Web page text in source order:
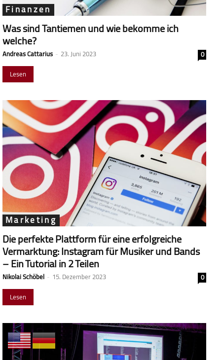
Finanzen
Was sind Tantiemen und wie bekomme ich
welche?
Andreas Cattarius - 23. Juni 2023
0
Lesen
Marketing
Die perfekte Plattform für eine erfolgreiche
Vermarktung: Instagram für Musiker und Bands
– Ein Tutorial in 2 Teilen
Nikolai Schöbel - 15. Dezember 2023
0
Lesen